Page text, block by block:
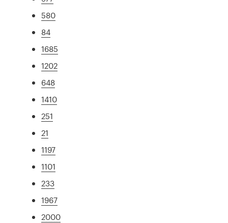
580
84
1685
1202
648
1410
251
21
1197
1101
233
1967
2000